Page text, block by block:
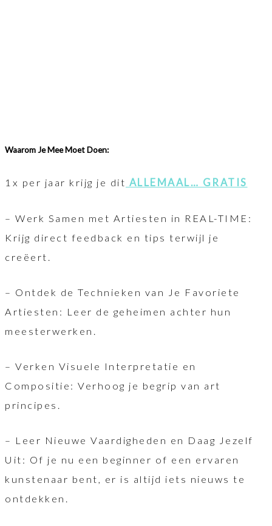
Waarom Je Mee Moet Doen:
1x per jaar krijg je dit ALLEMAAL… GRATIS
– Werk Samen met Artiesten in REAL-TIME:
Krijg direct feedback en tips terwijl je
creëert.
– Ontdek de Technieken van Je Favoriete
Artiesten: Leer de geheimen achter hun
meesterwerken.
– Verken Visuele Interpretatie en
Compositie: Verhoog je begrip van art
principes.
– Leer Nieuwe Vaardigheden en Daag Jezelf
Uit: Of je nu een beginner of een ervaren
kunstenaar bent, er is altijd iets nieuws te
ontdekken.